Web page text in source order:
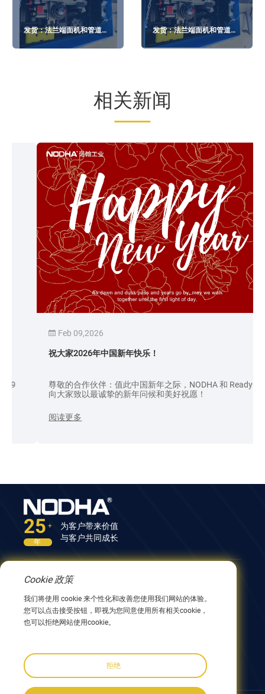
发货：法兰端面机和管道冷
切机
发货：法兰端面机和管道冷
切机
相关新闻
Feb 09,2026
祝大家2026年中国新年快乐！
尊敬的合作伙伴：值此中国新年之际，NODHA 和 ReadyOn
向大家致以最诚挚的新年问候和美好祝愿！
阅读更多
25 +
年
为客户带来价值
与客户共同成长
联系我们
中国江苏省无锡市兴阳路9号12号楼 214082
0086 510 8580 8562
sales@nodha.com
Cookie 政策
我们将使用 cookie 来个性化和改善您使用我们网站的体验。
您可以点击接受按钮，即视为您同意使用所有相关cookie，
也可以拒绝网站使用cookie。
拒绝